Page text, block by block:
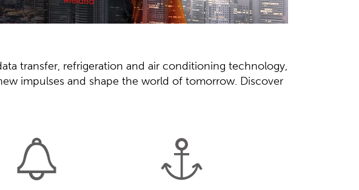
transfer, refrigeration and air conditioning technology,
impulses and shape the world of tomorrow. Discover